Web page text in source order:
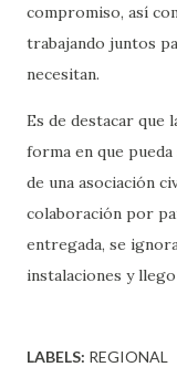
compromiso, así
trabajando juntos
necesitan.
Es de destacar que
forma en que
de una asociación
colaboración por
entregada, se
instalaciones y
LABELS: REGIONAL